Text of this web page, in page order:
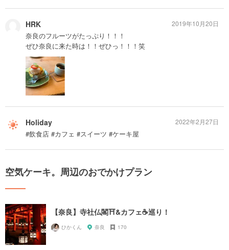
HRK
奈良のフルーツがたっぷり！！！
ぜひ奈良に来た時は！！ぜひっ！！！笑
2019年10月20日
Holiday
#飲食店 #カフェ #スイーツ #ケーキ屋
2022年2月27日
空気ケーキ。周辺のおでかけプラン
【奈良】寺社仏閣⛩&カフェ☕️巡り！
ひかくん 奈良 170